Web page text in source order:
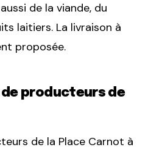
de la viande, du
laitiers. La livraison à
proposée.
de producteurs de
de la Place Carnot à